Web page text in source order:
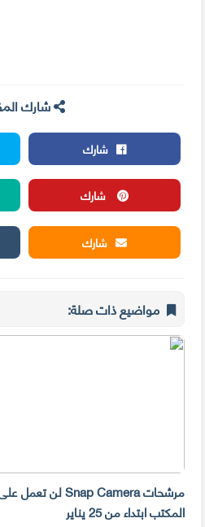
شارك
شارك
شارك
شارك
مواضيع ذات صلة:
المكتب ابتداء من 25 يناير